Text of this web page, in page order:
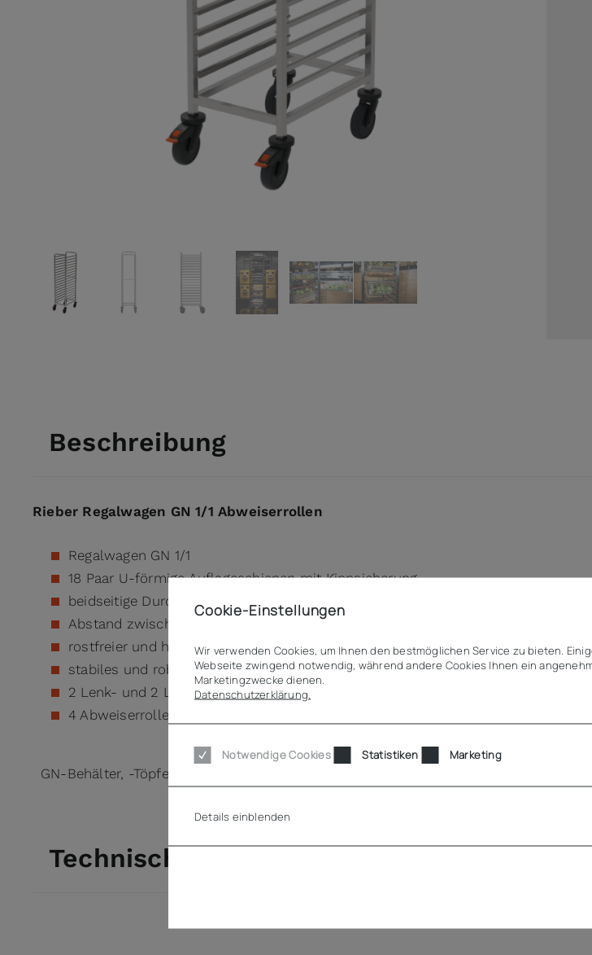
View larger imageView larger imageView larger imageView larger imageView larger imageView larger image
Beschreibung
Rieber Regalwagen GN 1/1 Abweiserrollen
Regalwagen GN 1/1
18 Paar U-förmige Auflageschienen mit Kippsicherung
beidseitige Durchschubsperre
Abstand zwischen den Auflageschienen: 73 mm
rostfreier und hygienischer CNS-Edelstahl
stabiles und robustes Quadratrohrgestell
2 Lenk- und 2 Lenkstopprollen (rostfrei)
4 Abweiserrollen für Rammschutz
GN-Behälter, -Töpfe und -Deckel finden Sie << HIER >>
Technische Daten
Cookie-Einstellungen
Wir verwenden Cookies, um Ihnen den bestmöglichen Service zu bieten.
Webseite zwingend notwendig, während andere Cookies Ihnen ein
Marketingzwecke dienen.
Datenschutzerklärung.
Notwendige Cookies Statistiken Marketing
Details einblenden